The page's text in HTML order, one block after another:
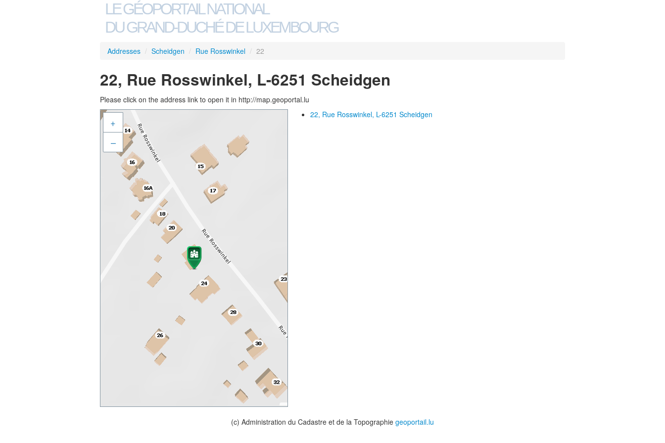
LE GÉOPORTAIL NATIONAL
DU GRAND-DUCHÉ DE LUXEMBOURG
Addresses / Scheidgen / Rue Rosswinkel / 22
22, Rue Rosswinkel, L-6251 Scheidgen
Please click on the address link to open it in http://map.geoportal.lu
+
–
22, Rue Rosswinkel, L-6251 Scheidgen
(c) Administration du Cadastre et de la Topographie geoportail.lu